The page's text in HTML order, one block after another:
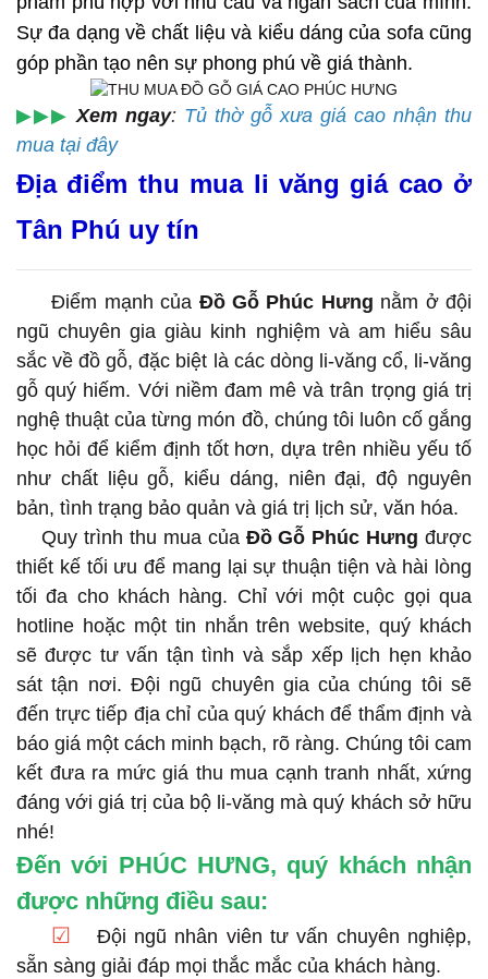
Sự đa dạng về chất liệu và kiểu dáng của sofa cũng
góp phần tạo nên sự phong phú về giá thành.
▶▶▶ Xem ngay: Tủ thờ gỗ xưa giá cao nhận thu
mua tại đây
Địa điểm thu mua li văng giá cao ở
Tân Phú uy tín
Điểm mạnh của Đồ Gỗ Phúc Hưng nằm ở đội
ngũ chuyên gia giàu kinh nghiệm và am hiểu sâu
sắc về đồ gỗ, đặc biệt là các dòng li-văng cổ, li-văng
gỗ quý hiếm. Với niềm đam mê và trân trọng giá trị
nghệ thuật của từng món đồ, chúng tôi luôn cố gắng
học hỏi để kiểm định tốt hơn, dựa trên nhiều yếu tố
như chất liệu gỗ, kiểu dáng, niên đại, độ nguyên
bản, tình trạng bảo quản và giá trị lịch sử, văn hóa.
Quy trình thu mua của Đồ Gỗ Phúc Hưng được
thiết kế tối ưu để mang lại sự thuận tiện và hài lòng
tối đa cho khách hàng. Chỉ với một cuộc gọi qua
hotline hoặc một tin nhắn trên website, quý khách
sẽ được tư vấn tận tình và sắp xếp lịch hẹn khảo
sát tận nơi. Đội ngũ chuyên gia của chúng tôi sẽ
đến trực tiếp địa chỉ của quý khách để thẩm định và
báo giá một cách minh bạch, rõ ràng. Chúng tôi cam
kết đưa ra mức giá thu mua cạnh tranh nhất, xứng
đáng với giá trị của bộ li-văng mà quý khách sở hữu
nhé!
Đến với PHÚC HƯNG, quý khách nhận
được những điều sau:
☑
Đội ngũ nhân viên tư vấn chuyên nghiệp,
sẵn sàng giải đáp mọi thắc mắc của khách hàng.